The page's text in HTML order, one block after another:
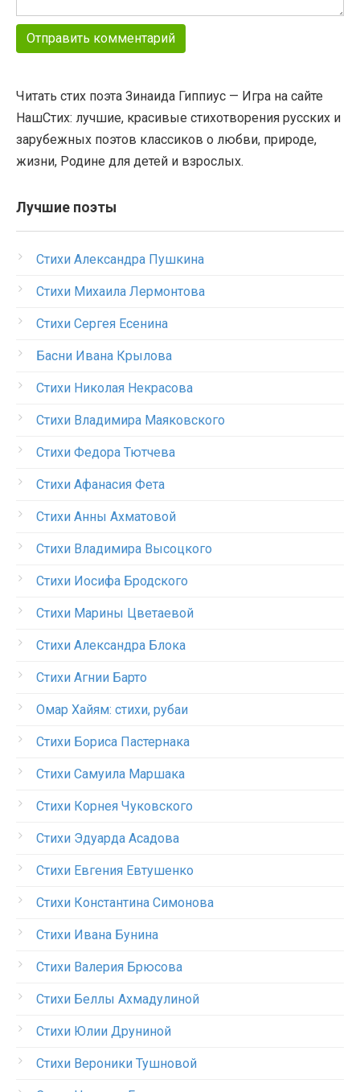
Читать стих поэта Зинаида Гиппиус — Игра на сайте
НашСтих: лучшие, красивые стихотворения русских и
зарубежных поэтов классиков о любви, природе,
жизни, Родине для детей и взрослых.
Лучшие поэты
Стихи Александра Пушкина
Стихи Михаила Лермонтова
Стихи Сергея Есенина
Басни Ивана Крылова
Стихи Николая Некрасова
Стихи Владимира Маяковского
Стихи Федора Тютчева
Стихи Афанасия Фета
Стихи Анны Ахматовой
Стихи Владимира Высоцкого
Стихи Иосифа Бродского
Стихи Марины Цветаевой
Стихи Александра Блока
Стихи Агнии Барто
Омар Хайям: стихи, рубаи
Стихи Бориса Пастернака
Стихи Самуила Маршака
Стихи Корнея Чуковского
Стихи Эдуарда Асадова
Стихи Евгения Евтушенко
Стихи Константина Симонова
Стихи Ивана Бунина
Стихи Валерия Брюсова
Стихи Беллы Ахмадулиной
Стихи Юлии Друниной
Стихи Вероники Тушновой